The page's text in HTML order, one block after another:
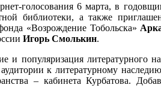
голосования 6 марта, в
библиотеки, а также
«Возрождение Тобольска»
Игорь Смолькин.
популяризация литературного
к литературному
– кабинета Курбатова.